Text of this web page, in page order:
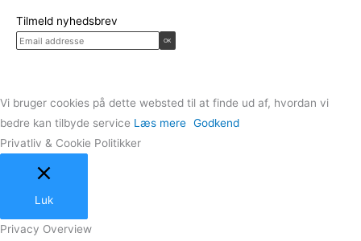
Tilmeld nyhedsbrev
Vi bruger cookies på dette websted til at finde ud af, hvordan vi
bedre kan tilbyde service Læs mere Godkend
Privatliv & Cookie Politikker
Luk
Privacy Overview